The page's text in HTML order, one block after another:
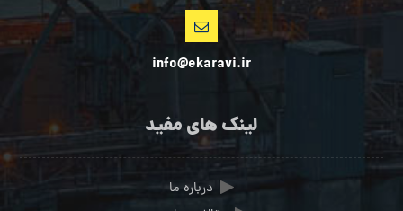
info@ekaravi.ir
لینک های مفید
درباره ما